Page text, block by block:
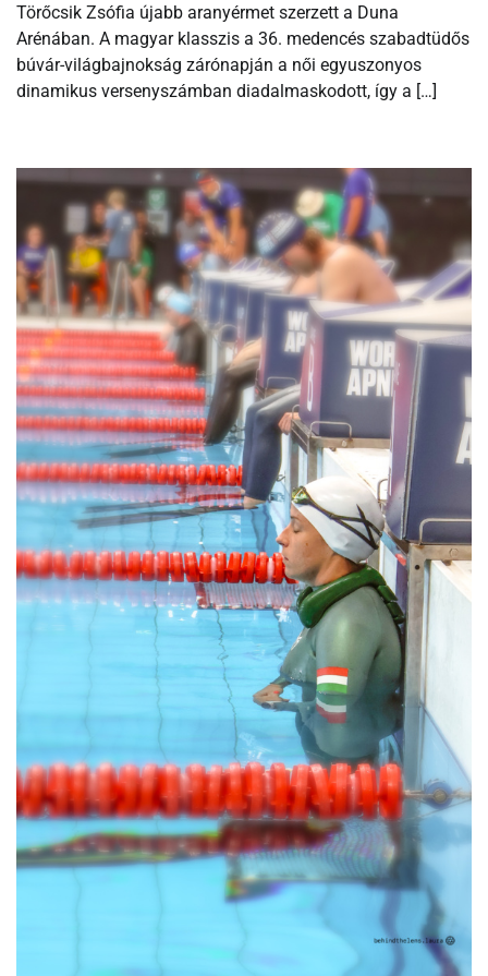
Törőcsik Zsófia újabb aranyérmet szerzett a Duna
Arénában. A magyar klasszis a 36. medencés szabadtüdős
búvár-világbajnokság zárónapján a női egyuszonyos
dinamikus versenyszámban diadalmaskodott, így a […]